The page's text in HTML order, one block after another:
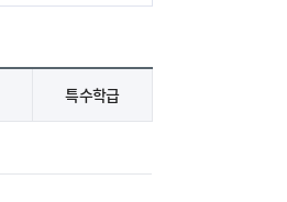
특수학급